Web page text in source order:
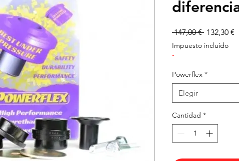
147,00 € Precio
132,30 €
Impuesto incluido
-
Powerflex *
Elegir
Cantidad *